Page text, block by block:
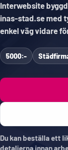
Interwebsite
inas-stad.se med
enkel väg vidare
5000:-
Du kan beställa ett
detaljerna innan